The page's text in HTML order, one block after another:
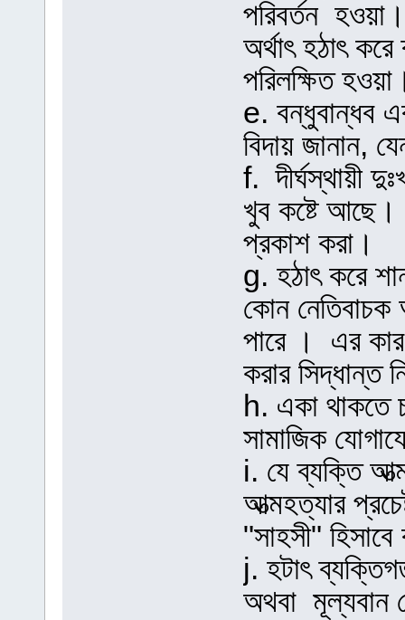
পরিবর্তন
অর্থাৎ হঠাৎ
পরিলক্ষিত
e. বন্ধুবান্ধব
বিদায় জানান,
f. দীর্ঘস্থায়ী
খুব কষ্টে আছে।
প্রকাশ করা।
g. হঠাৎ করে
কোন নেতিবাচক
পারে । এর
করার সিদ্ধান্ত
h. একা থাকতে
সামাজিক
i. যে ব্যক্তি
আত্মহত্যার
"সাহসী" হিসাবে
j. হটাৎ
অথবা মূল্যবান